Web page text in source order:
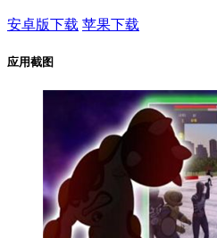
安卓版下载 苹果下载
应用截图